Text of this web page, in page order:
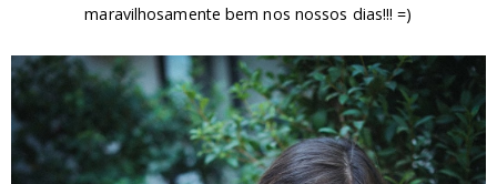
maravilhosamente bem nos nossos dias!!! =)